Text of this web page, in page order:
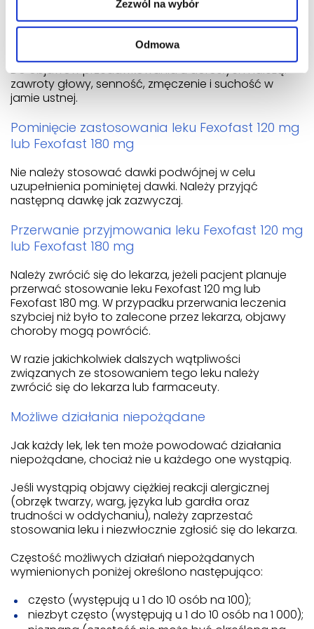
Zezwól na wybór
Odmowa
natychmiast skontaktować się z lekarzem lub zgłosić
się natychmiast do izby przyjęć w najbliższym
Do objawów przedawkowania u dorosłych należą:
zawroty głowy, senność, zmęczenie i suchość w
jamie ustnej.
Pominięcie zastosowania leku Fexofast 120 mg
lub Fexofast 180 mg
Nie należy stosować dawki podwójnej w celu
uzupełnienia pominiętej dawki. Należy przyjąć
następną dawkę jak zazwyczaj.
Przerwanie przyjmowania leku Fexofast 120 mg
lub Fexofast 180 mg
Należy zwrócić się do lekarza, jeżeli pacjent planuje
przerwać stosowanie leku Fexofast 120 mg lub
Fexofast 180 mg. W przypadku przerwania leczenia
szybciej niż było to zalecone przez lekarza, objawy
choroby mogą powrócić.
W razie jakichkolwiek dalszych wątpliwości
związanych ze stosowaniem tego leku należy
zwrócić się do lekarza lub farmaceuty.
Możliwe działania niepożądane
Jak każdy lek, lek ten może powodować działania
niepożądane, chociaż nie u każdego one wystąpią.
Jeśli wystąpią objawy ciężkiej reakcji alergicznej
(obrzęk twarzy, warg, języka lub gardła oraz
trudności w oddychaniu), należy zaprzestać
stosowania leku i niezwłocznie zgłosić się do lekarza.
Częstość możliwych działań niepożądanych
wymienionych poniżej określono następująco:
często (występują u 1 do 10 osób na 100);
niezbyt często (występują u 1 do 10 osób na 1 000);